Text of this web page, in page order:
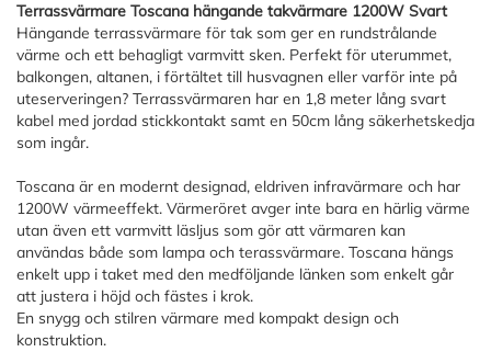
Terrassvärmare Toscana hängande takvärmare 1200W Svart
Hängande terrassvärmare för tak som ger en rundstrålande
värme och ett behagligt varmvitt sken. Perfekt för uterummet,
balkongen, altanen, i förtältet till husvagnen eller varför inte på
uteserveringen? Terrassvärmaren har en 1,8 meter lång svart
kabel med jordad stickkontakt samt en 50cm lång säkerhetskedja
som ingår.
Toscana är en modernt designad, eldriven infravärmare och har
1200W värmeeffekt. Värmeröret avger inte bara en härlig värme
utan även ett varmvitt läsljus som gör att värmaren kan
användas både som lampa och terassvärmare. Toscana hängs
enkelt upp i taket med den medföljande länken som enkelt går
att justera i höjd och fästes i krok.
En snygg och stilren värmare med kompakt design och
konstruktion.